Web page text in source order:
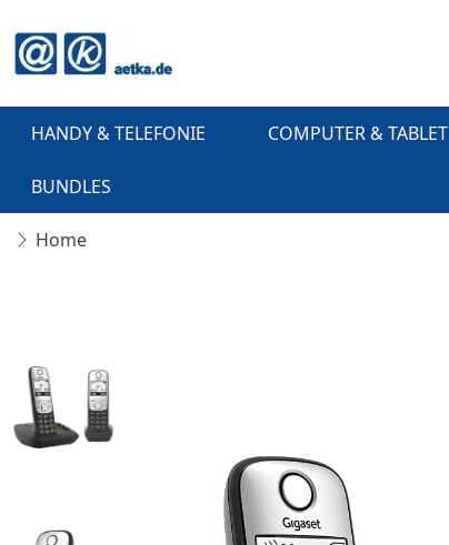
HANDY & TELEFONIE COMPUTER & TABLET
BUNDLES
Home